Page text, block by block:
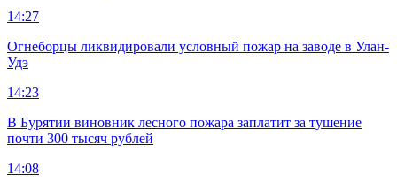
14:27
Огнеборцы ликвидировали условный пожар на заводе в Улан-
Удэ
14:23
В Бурятии виновник лесного пожара заплатит за тушение
почти 300 тысяч рублей
14:08